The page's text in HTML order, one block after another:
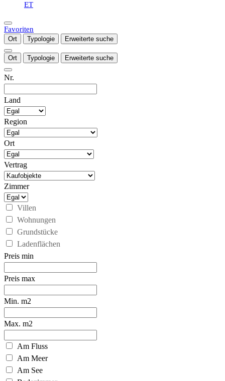
ET
Favoriten
Ort Typologie Erweiterte suche
Ort Typologie Erweiterte suche
Nr.
Land
Region
Ort
Vertrag
Zimmer
Villen
Wohnungen
Grundstücke
Ladenflächen
Preis min
Preis max
Min. m2
Max. m2
Am Fluss
Am Meer
Am See